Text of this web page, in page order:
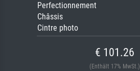
Perfectionnement
Châssis
Cintre photo
€ 101.26
(Enthält 17% MwSt.)